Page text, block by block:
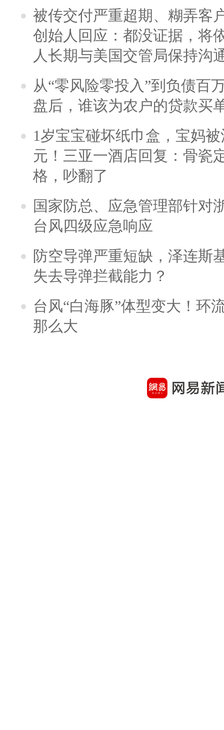
被传交付严重超期、糊弄客
创始人回应：都没证据，将
人长期与美国交管局保持沟
从“零风险零投入”到负债百
盘后，谁该为农户的贷款买
1岁宝宝碰坏纸巾盒，宝妈
元！三亚一酒店回复：骨瓷
格，吵翻了
国家防总、应急管理部针对
台风四级应急响应
防空导弹严重短缺，泽连斯
失去导弹拦截能力？
台风“白海豚”体型变大！环
那么大